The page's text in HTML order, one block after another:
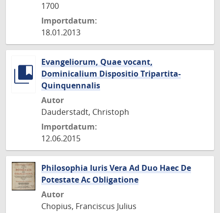
1700
Importdatum:
18.01.2013
Evangeliorum, Quae vocant,
Dominicalium Dispositio Tripartita-
Quinquennalis
Autor
Dauderstadt, Christoph
Importdatum:
12.06.2015
Philosophia Iuris Vera Ad Duo Haec De
Potestate Ac Obligatione
Autor
Chopius, Franciscus Julius